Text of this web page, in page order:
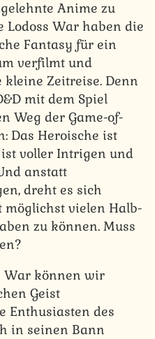
Anime zu
Lodoss War haben die
Fantasy für ein
verfilmt und
Zeitreise. Denn
mit dem Spiel
Weg der Game-of-
Das Heroische ist
voller Intrigen und
anstatt
dreht es sich
möglichst vielen Halb-
zu können. Muss
War können wir
Geist
Enthusiasten des
in seinen Bann